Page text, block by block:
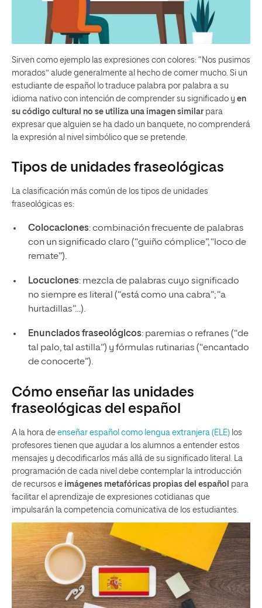
Sirven como ejemplo las expresiones con colores: “Nos pusimos
morados” alude generalmente al hecho de comer mucho. Si un
estudiante de español lo traduce palabra por palabra a su
idioma nativo con intención de comprender su significado y en
su código cultural no se utiliza una imagen similar para
expresar que alguien se ha dado un banquete, no comprenderá
la expresión al nivel simbólico que se pretende.
Tipos de unidades fraseológicas
La clasificación más común de los tipos de unidades
fraseológicas es:
Colocaciones: combinación frecuente de palabras
con un significado claro (“guiño cómplice”, “loco de
remate”).
Locuciones: mezcla de palabras cuyo significado
no siempre es literal (“está como una cabra”; “a
hurtadillas”…).
Enunciados fraseológicos: paremias o refranes (“de
tal palo, tal astilla”) y fórmulas rutinarias (“encantado
de conocerte”).
Cómo enseñar las unidades
fraseológicas del español
A la hora de enseñar español como lengua extranjera (ELE) los
profesores tienen que ayudar a los alumnos a entender estos
mensajes y decodificarlos más allá de su significado literal. La
programación de cada nivel debe contemplar la introducción
de recursos e imágenes metafóricas propias del español
para
facilitar el aprendizaje de expresiones cotidianas que
impulsarán la competencia comunicativa de los estudiantes.